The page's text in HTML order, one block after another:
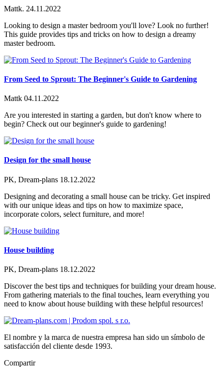
Mattk. 24.11.2022
Looking to design a master bedroom you'll love? Look no further!
This guide provides tips and tricks on how to design a dreamy
master bedroom.
From Seed to Sprout: The Beginner's Guide to Gardening
Mattk 04.11.2022
Are you interested in starting a garden, but don't know where to
begin? Check out our beginner's guide to gardening!
Design for the small house
PK, Dream-plans 18.12.2022
Designing and decorating a small house can be tricky. Get inspired
with our unique ideas and tips on how to maximize space,
incorporate colors, select furniture, and more!
House building
PK, Dream-plans 18.12.2022
Discover the best tips and techniques for building your dream house.
From gathering materials to the final touches, learn everything you
need to know about house building with these helpful resources!
El nombre y la marca de nuestra empresa han sido un símbolo de
satisfacción del cliente desde 1993.
Compartir